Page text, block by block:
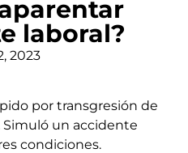
laboral?
2023
por transgresión de
Simuló un accidente
condiciones.